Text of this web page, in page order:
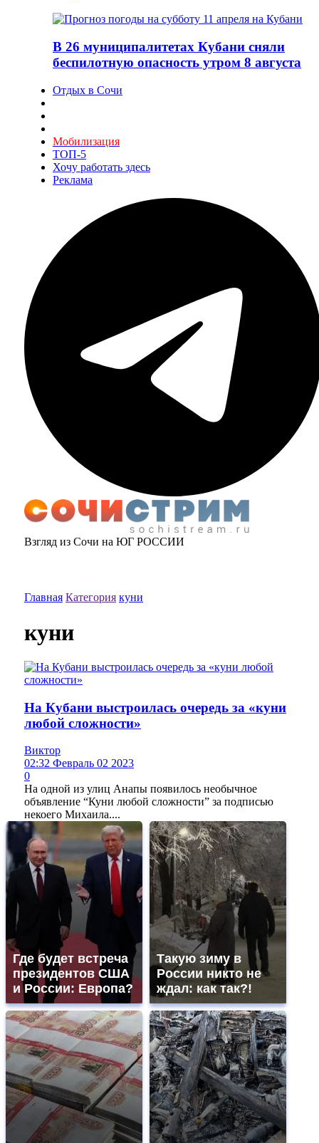
В 26 муниципалитетах Кубани сняли
беспилотную опасность утром 8 августа
Отдых в Сочи
Мобилизация
ТОП-5
Хочу работать здесь
Реклама
Взгляд из Сочи на ЮГ РОССИИ
Главная Категория куни
куни
На Кубани выстроилась очередь за «куни
любой сложности»
Виктор
02:32 Февраль 02 2023
0
На одной из улиц Анапы появилось необычное
объявление “Куни любой сложности” за подписью
некоего Михаила....
Где будет встреча
президентов США
и России: Европа?
Такую зиму в
России никто не
ждал: как так?!